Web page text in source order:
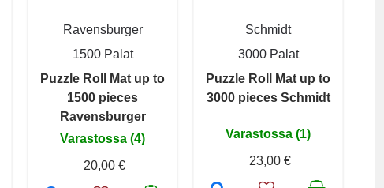
Ravensburger
1500 Palat
Puzzle Roll Mat up to
1500 pieces
Ravensburger
Varastossa (4)
20,00 €
Schmidt
3000 Palat
Puzzle Roll Mat up to
3000 pieces Schmidt
Varastossa (1)
23,00 €